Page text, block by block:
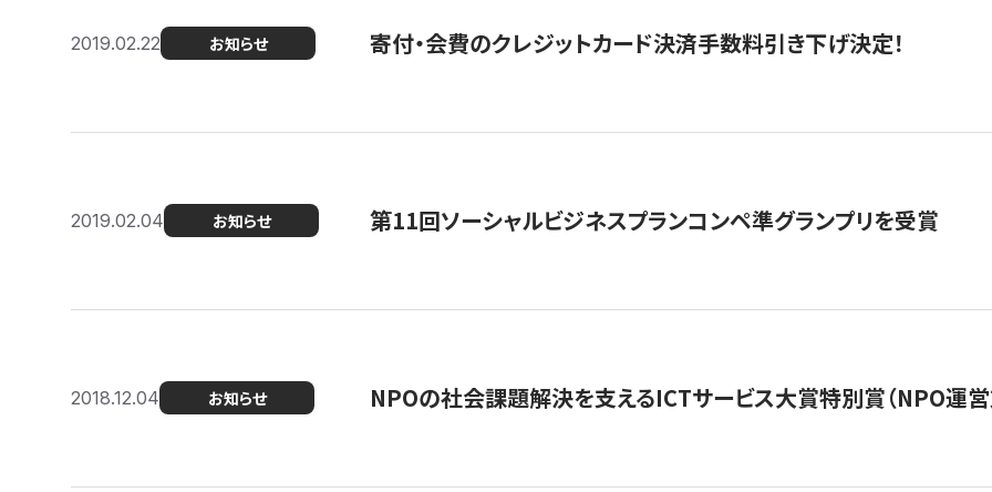
2019.02.22 お知らせ 寄付・会費のクレジットカード決済手数料引き下げ決定！
2019.02.04 お知らせ 第11回ソーシャルビジネスプランコンペ準グランプリを受賞
2018.12.04 お知らせ NPOの社会課題解決を支えるICTサービス大賞特別賞（NPO運